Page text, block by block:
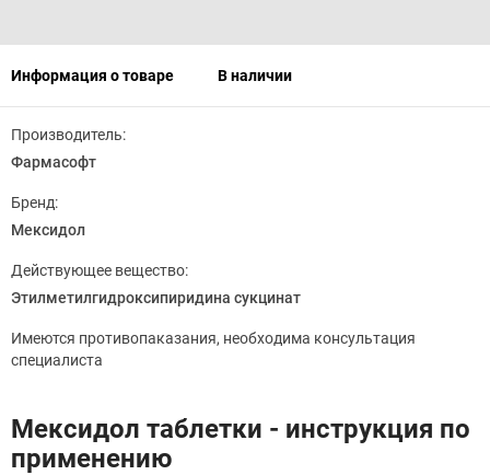
Информация о товаре В наличии
Производитель:
Фармасофт
Бренд:
Мексидол
Действующее вещество:
Этилметилгидроксипиридина сукцинат
Имеются противопаказания, необходима консультация
специалиста
Мексидол таблетки - инструкция по
применению